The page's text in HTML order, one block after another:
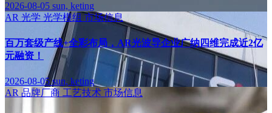
2026-08-05 sun, keting
AR 光学 光学模组 市场信息
百万套级产线+全彩布局，AR光波导企业广纳四维完成近2亿
元融资！
2026-08-05sun, keting
AR 品牌厂商 工艺技术 市场信息